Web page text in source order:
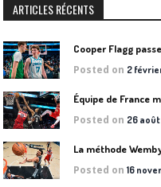
ARTICLES RÉCENTS
Cooper Flagg
Posted on 2
Équipe de France
Posted on 26
La méthode
Posted on16